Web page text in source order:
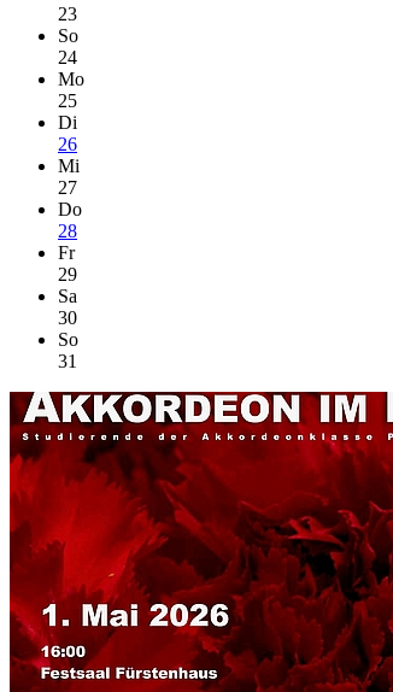
23
So
24
Mo
25
Di
26
Mi
27
Do
28
Fr
29
Sa
30
So
31